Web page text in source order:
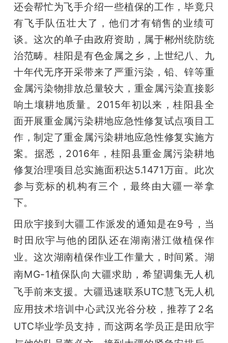
还会帮忙为飞手介绍一些植保的工作，毕竟只
有飞手队伍壮大了，他们才有销售的业绩可
谈。这次的单子由政府资助，属于郴州统防统
治范畴。桂阳是有色金属之乡，上世纪八、九
十年代无序开采带来了严重污染，铅、锌等重
金属污染物排放总量较大，重金属污染直接影
响土壤耕地质量。2015年初以来，桂阳县全
面开展重金属污染耕地应急性修复试点项目工
作，制定了重金属污染耕地应急性修复实施方
案。据悉，2016年，桂阳县重金属污染耕地
修复治理项目总实施面积达5.1471万亩。此次
参与竞标的机构有三个，最终由大疆一举拿
下。
田欣宇接到大疆工作派发的通知是在9号，当
时田欣宇与他的团队还在湖南潜江做植保作
业。这次湖南植保作业工作量大，时间紧。湖
南MG-1植保队向大疆求助，希望调集无人机
飞手前来支援。大疆迅速联系UTC慧飞无人机
应用技术培训中心武汉光谷分校，推荐了2名
UTC毕业学员支持，而这两名学员正是田欣宇